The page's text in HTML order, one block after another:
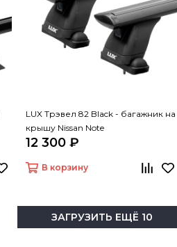
LUX Трэвел 82 Black - багажник на
крышу Nissan Note
12 300 ₽
В корзину
ЗАГРУЗИТЬ ЕЩЁ 10